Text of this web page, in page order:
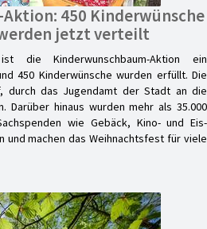
450 Kinderwünsche
jetzt verteilt
die Kinderwunschbaum-Aktion ein
450 Kinderwünsche wurden erfüllt. Die
durch das Jugendamt der Stadt an die
Darüber hinaus wurden mehr als 35.000
wie Gebäck, Kino- und Eis-
und machen das Weihnachtsfest für viele